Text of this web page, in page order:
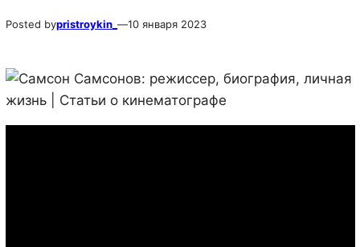
Posted bypristroykin_ —10 января 2023